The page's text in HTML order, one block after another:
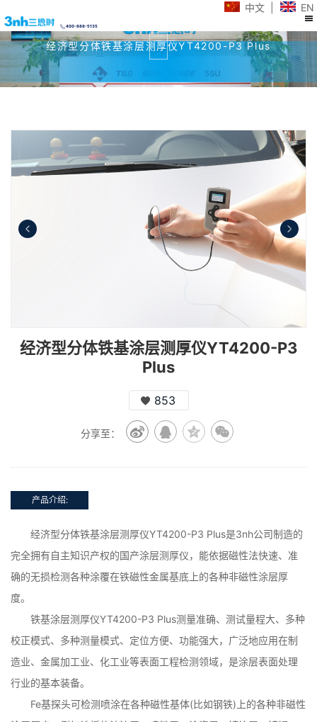
中文| EN
400-888-5135
经济型分体铁基涂层测厚仪YT4200-P3 Plus
经济型分体铁基涂层测厚仪YT4200-P3
Plus
853
分享至：
产品介绍:
经济型分体铁基涂层测厚仪YT4200-P3 Plus是3nh公司制造的
完全拥有自主知识产权的国产涂层测厚仪，能依据磁性法快速、准
确的无损检测各种涂覆在铁磁性金属基底上的各种非磁性涂层厚
度。
铁基涂层测厚仪YT4200-P3 Plus测量准确、测试量程大、多种
校正模式、多种测量模式、定位方便、功能强大，广泛地应用在制
造业、金属加工业、化工业等表面工程检测领域，是涂层表面处理
行业的基本装备。
Fe基探头可检测喷涂在各种磁性基体(比如钢铁)上的各种非磁性